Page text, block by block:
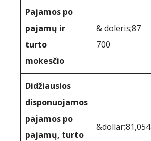
Pajamos po
pajamų ir
turto
mokesčio
& doleris;87
700
Didžiausios
disponuojamos
pajamos po
pajamų, turto
&dollar;81,054